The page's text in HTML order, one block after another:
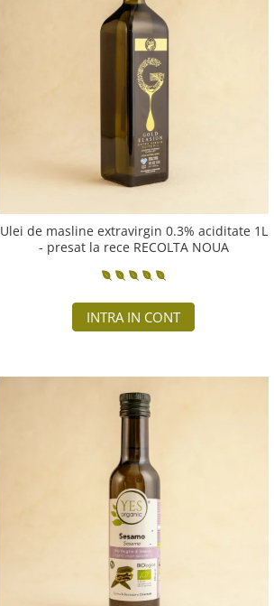
Ulei de masline extravirgin 0.3% aciditate 1L
- presat la rece RECOLTA NOUA
INTRA IN CONT